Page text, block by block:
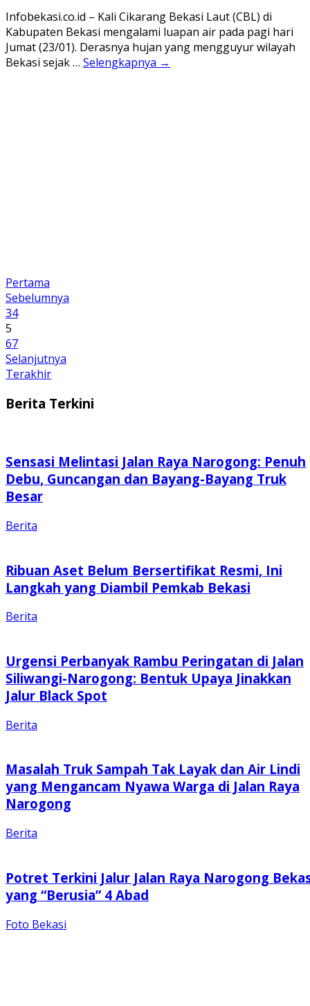
Infobekasi.co.id – Kali Cikarang Bekasi Laut (CBL) di
Kabupaten Bekasi mengalami luapan air pada pagi hari
Jumat (23/01). Derasnya hujan yang mengguyur wilayah
Bekasi sejak … Selengkapnya →
Pertama
Sebelumnya
34
5
67
Selanjutnya
Terakhir
Berita Terkini
Sensasi Melintasi Jalan Raya Narogong: Penuh
Debu, Guncangan dan Bayang-Bayang Truk
Besar
Berita
Ribuan Aset Belum Bersertifikat Resmi, Ini
Langkah yang Diambil Pemkab Bekasi
Berita
Urgensi Perbanyak Rambu Peringatan di Jalan
Siliwangi-Narogong: Bentuk Upaya Jinakkan
Jalur Black Spot
Berita
Masalah Truk Sampah Tak Layak dan Air Lindi
yang Mengancam Nyawa Warga di Jalan Raya
Narogong
Berita
Potret Terkini Jalur Jalan Raya Narogong
yang “Berusia” 4 Abad
Foto Bekasi